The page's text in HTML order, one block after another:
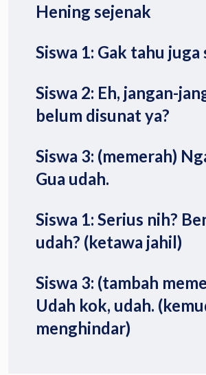
Hening sejenak
Siswa 1: Gak tahu juga
Siswa 2: Eh, jangan-
belum disunat ya?
Siswa 3: (memerah)
Gua udah.
Siswa 1: Serius nih?
udah? (ketawa jahil)
Siswa 3: (tambah
Udah kok, udah.
menghindar)